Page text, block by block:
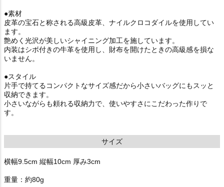
●素材
皮革の宝石と称される高級皮革、ナイルクロコダイルを使用してい
ます。
艶めく光沢が美しいシャイニング加工を施しています。
内装はシボ付きの牛革を使用し、財布を開けたときの高級感を損な
いません。
●スタイル
片手で持てるコンパクトなサイズ感だから小さいバッグにもスッと
収納できます。
小さいながらも頼れる収納力で、使いやすさにこだわった作りで
す。
サイズ
横幅9.5cm 縦幅10cm 厚み3cm
重量：約80g